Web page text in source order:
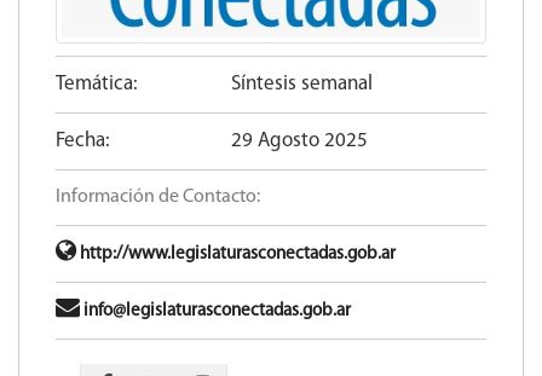
Temática: Síntesis semanal
Fecha: 29 Agosto 2025
Información de Contacto:
http://www.legislaturasconectadas.gob.ar
info@legislaturasconectadas.gob.ar